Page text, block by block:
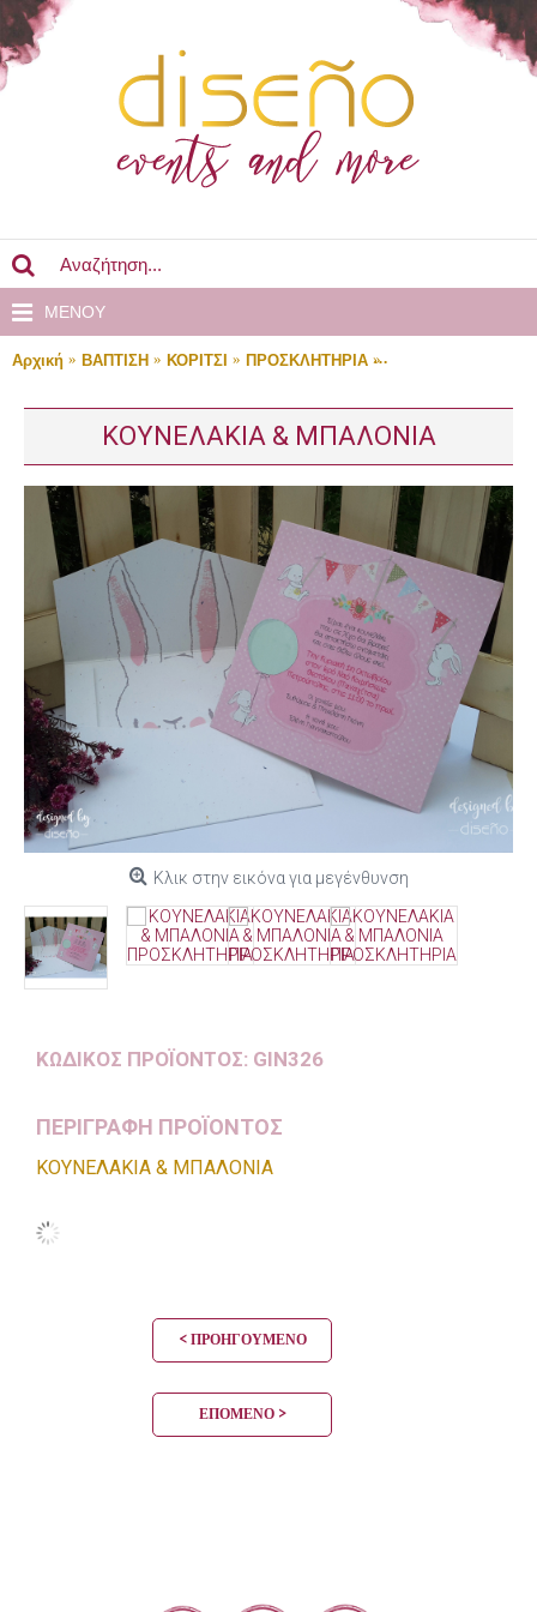
MENOY
Αρχική ΒΑΠΤΙΣΗ ΚΟΡΙΤΣΙ ΠΡΟΣΚΛΗΤΗΡΙΑ ΚΟΥΝΕΛΑΚΙΑ &
ΚΟΥΝΕΛΑΚΙΑ & ΜΠΑΛΟΝΙΑ
Κλικ στην εικόνα για μεγένθυνση
ΚΩΔΙΚΌΣ ΠΡΟΪΌΝΤΟΣ: GIN326
ΠΕΡΙΓΡΑΦΗ ΠΡΟΪΟΝΤΟΣ
ΚΟΥΝΕΛΑΚΙΑ & ΜΠΑΛΟΝΙΑ
< ΠΡΟΗΓΟΎΜΕΝΟ
ΕΠΌΜΕΝΟ >